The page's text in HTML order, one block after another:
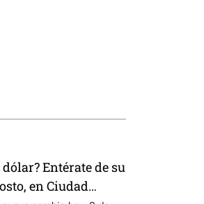
Entérate de su
en Ciudad